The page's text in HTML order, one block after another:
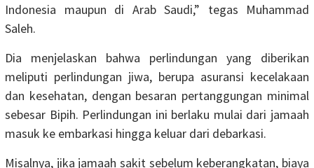
Indonesia maupun di Arab Saudi,” tegas Muhammad
Saleh.
Dia menjelaskan bahwa perlindungan yang diberikan
meliputi perlindungan jiwa, berupa asuransi kecelakaan
dan kesehatan, dengan besaran pertanggungan minimal
sebesar Bipih. Perlindungan ini berlaku mulai dari jamaah
masuk ke embarkasi hingga keluar dari debarkasi.
Misalnya, jika jamaah sakit sebelum keberangkatan, biaya